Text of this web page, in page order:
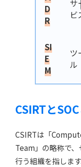
D
R
サ
ビ
SI
E
M
ツ
ル
CSIRTと
CSIRTは「
Team」の略称で
行う組織を指しま